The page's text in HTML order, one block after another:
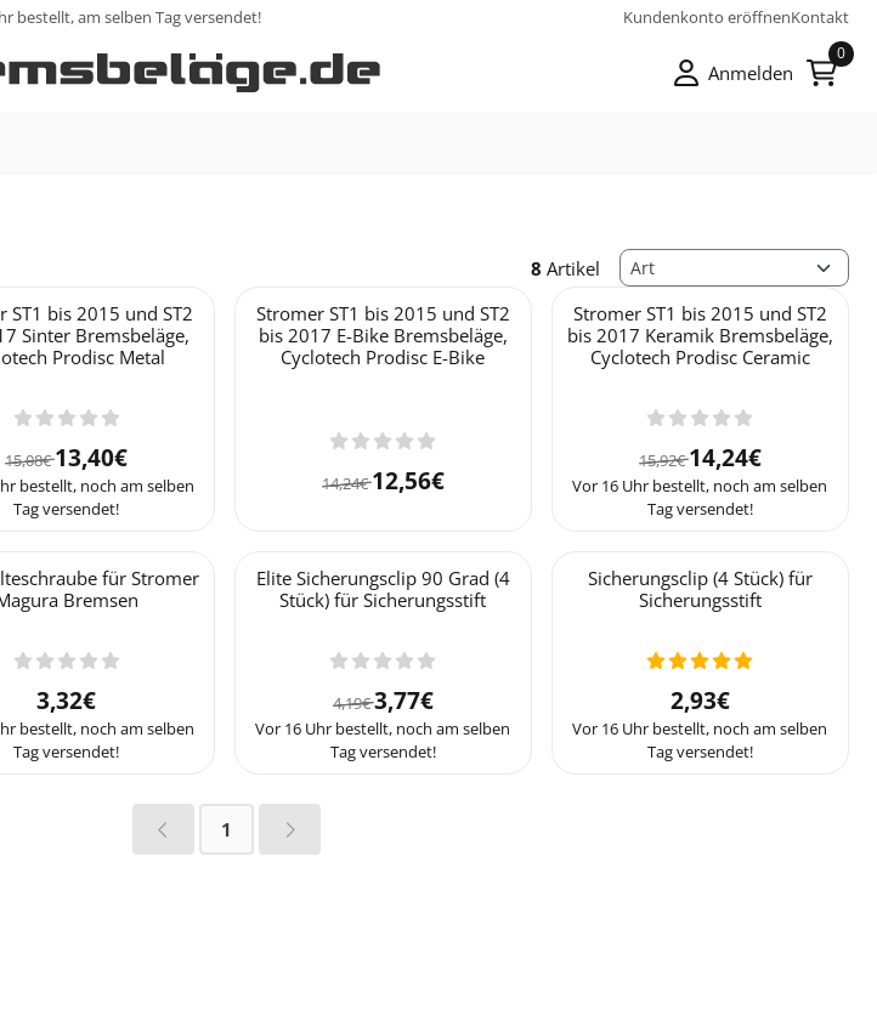
bestellt, am selben Tag versendet! Kundenkonto eröffnenKontakt
Anmelden
0
8 Artikel Sortiermethode
ST1 bis 2015 und ST2
Sinter Bremsbeläge,
Prodisc Metal
Von 15,08 für 13,40
15,08€13,40€
bestellt, noch am selben
Tag versendet!
Stromer ST1 bis 2015 und ST2
bis 2017 E-Bike Bremsbeläge,
Cyclotech Prodisc E-Bike
Von 14,24 für 12,56
14,24€12,56€
Stromer ST1 bis 2015 und ST2
bis 2017 Keramik Bremsbeläge,
Cyclotech Prodisc Ceramic
Von 15,92 für 14,24
15,92€14,24€
Vor 16 Uhr bestellt, noch am selben
Tag versendet!
für Stromer
Bremsen
Preis: 3,32
3,32€
bestellt, noch am selben
Tag versendet!
Elite Sicherungsclip 90 Grad (4
Stück) für Sicherungsstift
Von 4,19 für 3,77
4,19€3,77€
Vor 16 Uhr bestellt, noch am selben
Tag versendet!
Sicherungsclip (4 Stück) für
Sicherungsstift
Preis: 2,93
2,93€
Vor 16 Uhr bestellt, noch am selben
Tag versendet!
1